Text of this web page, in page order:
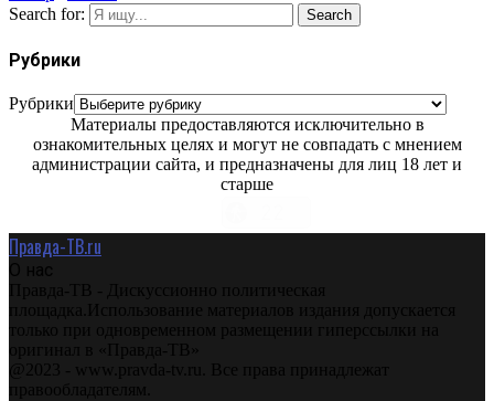
Search for:
Search
Рубрики
Рубрики
Материалы предоставляются исключительно в
ознакомительных целях и могут не совпадать с мнением
администрации сайта, и предназначены для лиц 18 лет и
старше
Правда-ТВ.ru
О нас
Правда-ТВ - Дискуссионно политическая
площадка.Использование материалов издания допускается
только при одновременном размещении гиперссылки на
оригинал в «Правда-ТВ»
@2023 - www.pravda-tv.ru. Все права принадлежат
правообладателям.